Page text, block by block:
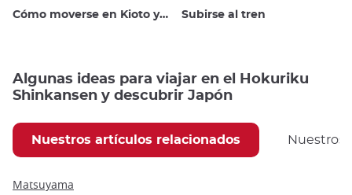
Cómo moverse en Kioto y alrededores Subirse al tren
Algunas ideas para viajar en el Hokuriku
Shinkansen y descubrir Japón
Nuestros artículos relacionados Nuestros
Matsuyama